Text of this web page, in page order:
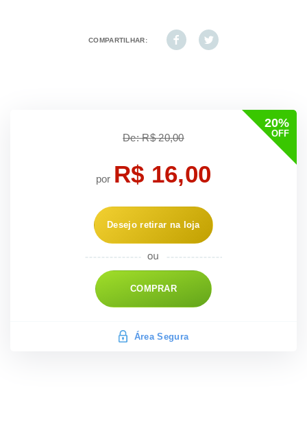
COMPARTILHAR:
20%
OFF
De: R$ 20,00
por R$ 16,00
Desejo retirar na loja
COMPRAR
Área Segura